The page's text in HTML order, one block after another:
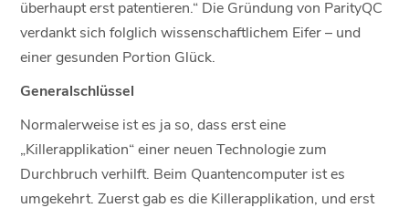
überhaupt erst patentieren.“ Die Gründung von ParityQC
verdankt sich folglich wissenschaftlichem Eifer – und
einer gesunden Portion Glück.
Generalschlüssel
Normalerweise ist es ja so, dass erst eine
„Killerapplikation“ einer neuen Technologie zum
Durchbruch verhilft. Beim Quantencomputer ist es
umgekehrt. Zuerst gab es die Killerapplikation, und erst